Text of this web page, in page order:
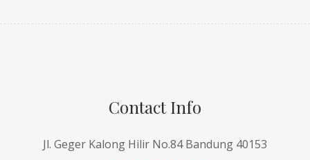
Contact Info
Jl. Geger Kalong Hilir No.84 Bandung 40153